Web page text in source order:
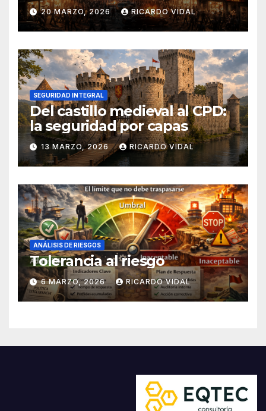
20 MARZO, 2026 RICARDO VIDAL
SEGURIDAD INTEGRAL
Del castillo medieval al CPD:
la seguridad por capas
13 MARZO, 2026 RICARDO VIDAL
ANÁLISIS DE RIESGOS
Tolerancia al riesgo
6 MARZO, 2026 RICARDO VIDAL